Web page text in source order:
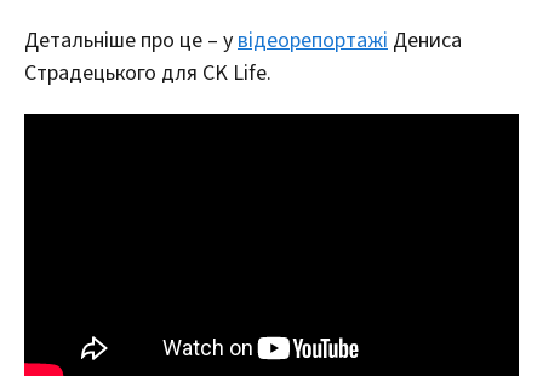
Детальніше про це – у відеорепортажі Дениса
Страдецького для CK Life.